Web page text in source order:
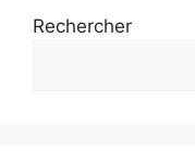
Rechercher